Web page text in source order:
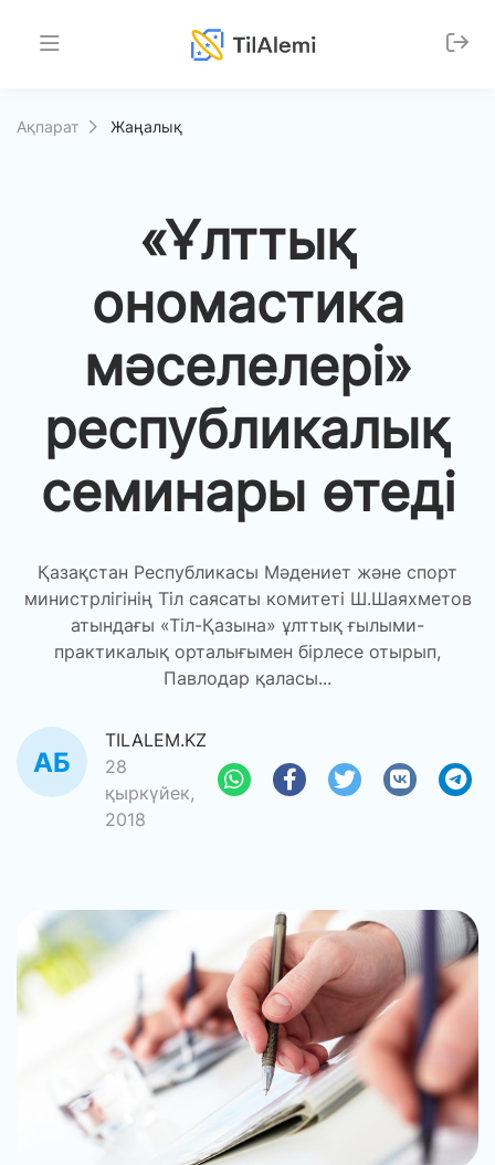
Ақпарат Жаңалық
«Ұлттық
ономастика
мәселелері»
республикалық
семинары өтеді
Қазақстан Республикасы Мәдениет және спорт
министрлігінің Тіл саясаты комитеті Ш.Шаяхметов
атындағы «Тіл-Қазына» ұлттық ғылыми-
практикалық орталығымен бірлесе отырып,
Павлодар қаласы...
TILALEM.KZ
28
қыркүйек,
2018